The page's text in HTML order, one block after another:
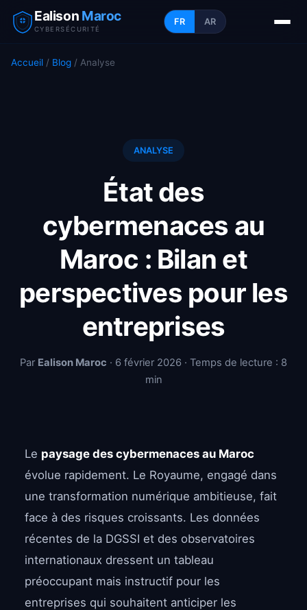
Ealison Maroc
CYBERSÉCURITÉ
FR AR
Accueil / Blog / Analyse
ANALYSE
État des
cybermenaces au
Maroc : Bilan et
perspectives pour les
entreprises
Par Ealison Maroc · 6 février 2026 · Temps de lecture : 8
min
Le paysage des cybermenaces au Maroc
évolue rapidement. Le Royaume, engagé dans
une transformation numérique ambitieuse, fait
face à des risques croissants. Les données
récentes de la DGSSI et des observatoires
internationaux dressent un tableau
préoccupant mais instructif pour les
entreprises qui souhaitent anticiper les